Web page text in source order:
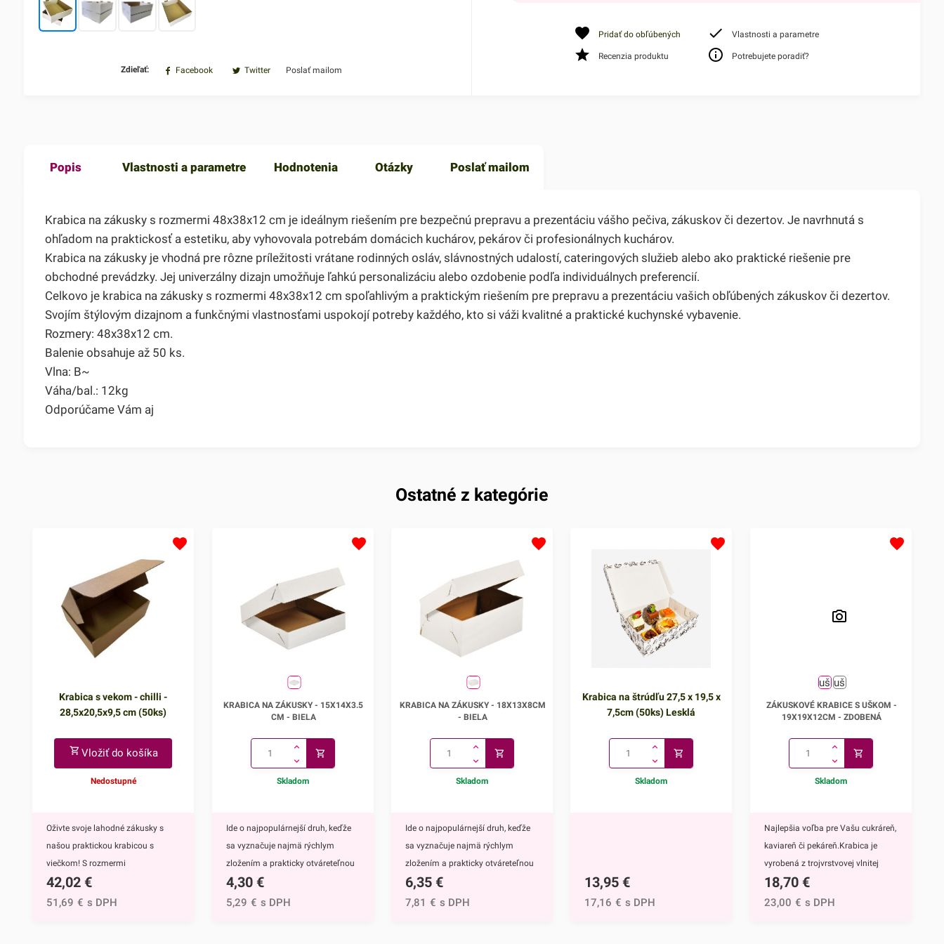
Zdieľať: Facebook Twitter Poslať mailom
Pridať do obľúbených Vlastnosti a parametre
Recenzia produktu Potrebujete poradiť?
Popis Vlastnosti a parametre Hodnotenia Otázky Poslať mailom
Krabica na zákusky s rozmermi 48x38x12 cm je ideálnym riešením pre bezpečnú prepravu a prezentáciu vášho pečiva, zákuskov či dezertov. Je navrhnutá s
ohľadom na praktickosť a estetiku, aby vyhovovala potrebám domácich kuchárov, pekárov či profesionálnych kuchárov.
Krabica na zákusky je vhodná pre rôzne príležitosti vrátane rodinných osláv, slávnostných udalostí, cateringových služieb alebo ako praktické riešenie pre
obchodné prevádzky. Jej univerzálny dizajn umožňuje ľahkú personalizáciu alebo ozdobenie podľa individuálnych preferencií.
Celkovo je krabica na zákusky s rozmermi 48x38x12 cm spoľahlivým a praktickým riešením pre prepravu a prezentáciu vašich obľúbených zákuskov či dezertov.
Svojím štýlovým dizajnom a funkčnými vlastnosťami uspokojí potreby každého, kto si váži kvalitné a praktické kuchynské vybavenie.
Rozmery: 48x38x12 cm.
Balenie obsahuje až 50 ks.
Vlna: B~
Váha/bal.: 12kg
Odporúčame Vám aj
Ostatné z kategórie
Krabica s vekom - chilli -
28,5x20,5x9,5 cm (50ks)
Vložiť do košíka
Nedostupné
Oživte svoje lahodné zákusky s
našou praktickou krabicou s
viečkom! S rozmermi
28,5x20,5x9,5 cm poskytuje
dostatok priestoru pre uloženie a
42,02 €
51,69 € s DPH
cm
KRABICA NA ZÁKUSKY - 15X14X3.5
CM - BIELA
Skladom
Ide o najpopulárnejší druh, keďže
sa vyznačuje najmä rýchlym
zložením a prakticky otváreteľnou
vrchnou stranou.Krabicu
vyrábame z trojvrstvovej vlnitej
4,30 €
5,29 € s DPH
KRABICA NA ZÁKUSKY - 18X13X8CM
- BIELA
Skladom
Ide o najpopulárnejší druh, keďže
sa vyznačuje najmä rýchlym
zložením a prakticky otváreteľnou
vrchnou stranou.Krabicu
vyrábame z trojvrstvovej vlnitej
6,35 €
7,81 € s DPH
Krabica na štrúdľu 27,5 x 19,5 x
7,5cm (50ks) Lesklá
Skladom
13,95 €
17,16 € s DPH
19x19x12cm
ZÁKUSKOVÉ KRABICE S UŠKOM -
19X19X12CM - ZDOBENÁ
Skladom
Najlepšia voľba pre Vašu cukráreň,
kaviareň či pekáreň.Krabica je
vyrobená z trojvrstvovej vlnitej
lepenky (vlna E), takže je
mimoriadne pevná. Vďaka
18,70 €
23,00 € s DPH